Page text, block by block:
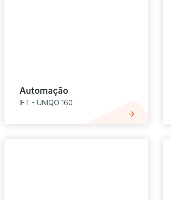
Automação
IFT - UNIQO 160
arrow_forward